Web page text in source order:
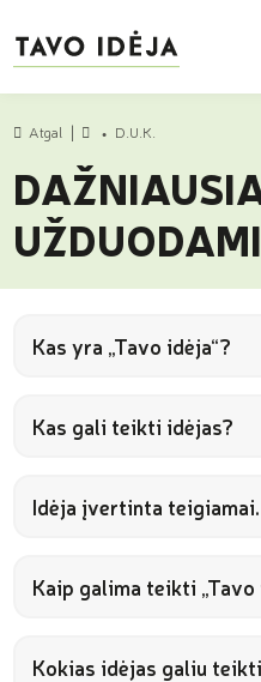
Atgal
D.U.K.
Kas yra „Tavo idėja“?
Kas gali teikti idėjas?
Idėja įvertinta
Kaip galima teikti
Kokias idėjas galiu